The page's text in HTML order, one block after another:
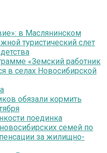
в Маслянинском
туристический слет
«Земский работник
в селах Новосибирской
обязали кормить
поединка
семей по
за жилищно-